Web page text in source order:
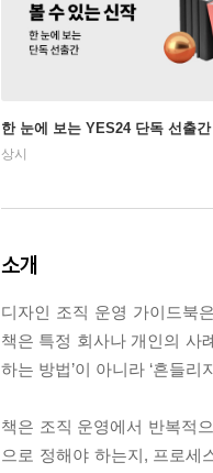
한 눈에 보는 YES24 단독 선출간
상시
소개
디자인 조직 운영 가이드북
책은 특정 회사나 개인의 사
하는 방법’이 아니라 ‘흔들
책은 조직 운영에서 반복적
으로 정해야 하는지, 프로세